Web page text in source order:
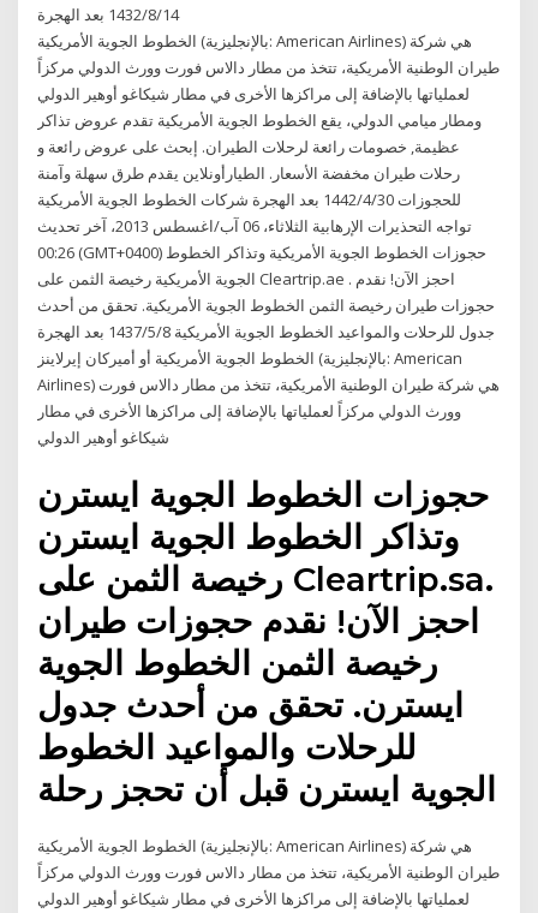
14‏‏/8‏‏/1432 بعد الهجرة
الخطوط الجوية الأمريكية (بالإنجليزية: American Airlines) هي شركة
طيران الوطنية الأمريكية، تتخذ من مطار دالاس فورت وورث الدولي مركزاً
لعملياتها بالإضافة إلى مراكزها الأخرى في مطار شيكاغو أوهير الدولي
ومطار ميامي الدولي، يقع الخطوط الجوية الأمريكية تقدم عروض تذاكر
عظيمة, خصومات رائعة لرحلات الطيران. إبحث على عروض رائعة و
رحلات طيران مخفضة الأسعار. الطيارأونلاين يقدم طرق سهلة وآمنة
للحجوزات 30‏‏/4‏‏/1442 بعد الهجرة شركات الخطوط الجوية الأمريكية
تواجه التحذيرات الإرهابية الثلاثاء، 06 آب/اغسطس 2013، آخر تحديث
00:26 (GMT+0400) حجوزات الخطوط الجوية الأمريكية وتذاكر الخطوط
الجوية الأمريكية رخيصة الثمن على Cleartrip.ae . احجز الآن! نقدم
حجوزات طيران رخيصة الثمن الخطوط الجوية الأمريكية. تحقق من أحدث
جدول للرحلات والمواعيد الخطوط الجوية الأمريكية 8‏‏/5‏‏/1437 بعد الهجرة
الخطوط الجوية الأمريكية أو أميركان إيرلاينز (بالإنجليزية: American
Airlines) هي شركة طيران الوطنية الأمريكية، تتخذ من مطار دالاس فورت
وورث الدولي مركزاً لعملياتها بالإضافة إلى مراكزها الأخرى في مطار
شيكاغو أوهير الدولي
حجوزات الخطوط الجوية ايسترن
وتذاكر الخطوط الجوية ايسترن
رخيصة الثمن على Cleartrip.sa.
احجز الآن! نقدم حجوزات طيران
رخيصة الثمن الخطوط الجوية
ايسترن. تحقق من أحدث جدول
للرحلات والمواعيد الخطوط
الجوية ايسترن قبل أن تحجز رحلة
الخطوط الجوية الأمريكية (بالإنجليزية: American Airlines) هي شركة
طيران الوطنية الأمريكية، تتخذ من مطار دالاس فورت وورث الدولي مركزاً
لعملياتها بالإضافة إلى مراكزها الأخرى في مطار شيكاغو أوهير الدولي